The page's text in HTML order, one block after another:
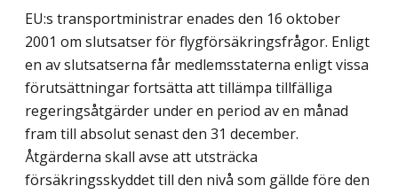
EU:s transportministrar enades den 16 oktober
2001 om slutsatser för flygförsäkringsfrågor. Enligt
en av slutsatserna får medlemsstaterna enligt vissa
förutsättningar fortsätta att tillämpa tillfälliga
regeringsåtgärder under en period av en månad
fram till absolut senast den 31 december.
Åtgärderna skall avse att utsträcka
försäkringsskyddet till den nivå som gällde före den